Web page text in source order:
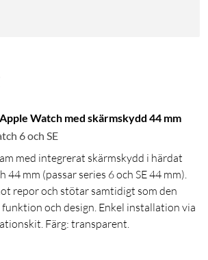
Watch med skärmskydd 44 mm
6 och SE
med integrerat skärmskydd i härdat
44 mm (passar series 6 och SE 44 mm).
repor och stötar samtidigt som den
och design. Enkel installation via
Färg: transparent.